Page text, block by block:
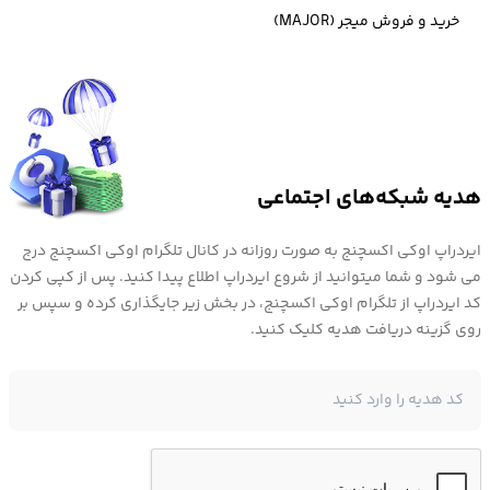
اوکی اکسچنج است.
خرید چین لینک از صرافی اوکی اکسچنج
خرید و فروش میجر (MAJOR)
هدیه شبکه‌های اجتماعی
ایردراپ اوکی اکسچنج به صورت روزانه در کانال تلگرام اوکی اکسچنج درج
می شود و شما میتوانید از شروع ایردراپ اطلاع پیدا کنید. پس از کپی کردن
کد ایردراپ از تلگرام اوکی اکسچنج، در بخش زیر جایگذاری کرده و سپس بر
روی گزینه دریافت هدیه کلیک کنید.